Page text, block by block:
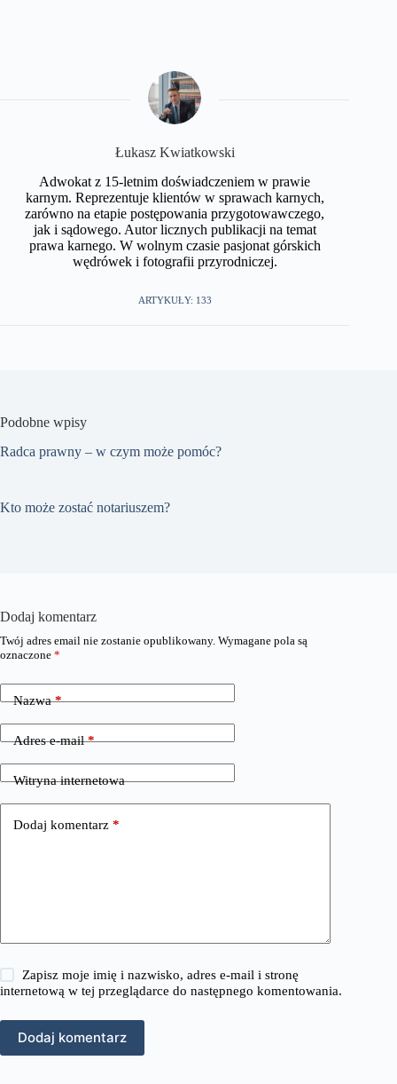
​Łukasz Kwiatkowski
Adwokat z 15-letnim doświadczeniem w prawie
karnym. Reprezentuje klientów w sprawach karnych,
zarówno na etapie postępowania przygotowawczego,
jak i sądowego. Autor licznych publikacji na temat
prawa karnego. W wolnym czasie pasjonat górskich
wędrówek i fotografii przyrodniczej.​
ARTYKUŁY: 133
Podobne wpisy
Radca prawny – w czym może pomóc?
Kto może zostać notariuszem?
Dodaj komentarz
Twój adres email nie zostanie opublikowany. Wymagane pola są
oznaczone *
Nazwa*
Adres e-mail*
Witryna internetowa
Dodaj komentarz *
Zapisz moje imię i nazwisko, adres e-mail i stronę
internetową w tej przeglądarce do następnego komentowania.
Dodaj komentarz